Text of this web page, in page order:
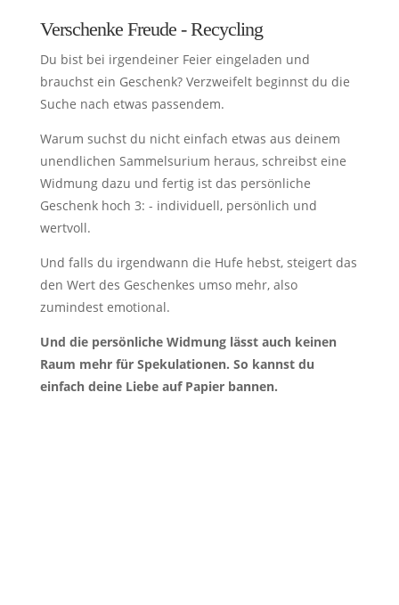
Verschenke Freude - Recycling
Du bist bei irgendeiner Feier eingeladen und
brauchst ein Geschenk? Verzweifelt beginnst du die
Suche nach etwas passendem.
Warum suchst du nicht einfach etwas aus deinem
unendlichen Sammelsurium heraus, schreibst eine
Widmung dazu und fertig ist das persönliche
Geschenk hoch 3: - individuell, persönlich und
wertvoll.
Und falls du irgendwann die Hufe hebst, steigert das
den Wert des Geschenkes umso mehr, also
zumindest emotional.
Und die persönliche Widmung lässt auch keinen
Raum mehr für Spekulationen. So kannst du
einfach deine Liebe auf Papier bannen.